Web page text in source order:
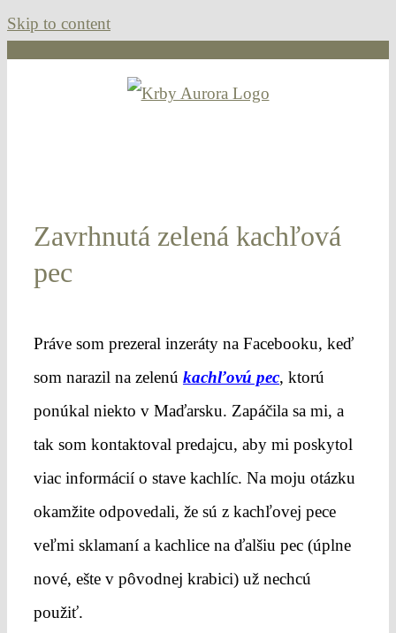
Skip to content
Zavrhnutá zelená kachľová
pec
Práve som prezeral inzeráty na Facebooku, keď
som narazil na zelenú kachľovú pec, ktorú
ponúkal niekto v Maďarsku. Zapáčila sa mi, a
tak som kontaktoval predajcu, aby mi poskytol
viac informácií o stave kachlíc. Na moju otázku
okamžite odpovedali, že sú z kachľovej pece
veľmi sklamaní a kachlice na ďalšiu pec (úplne
nové, ešte v pôvodnej krabici) už nechcú
použiť.